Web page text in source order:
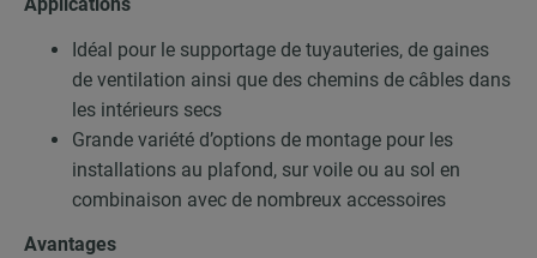
Applications
Idéal pour le supportage de tuyauteries, de gaines
de ventilation ainsi que des chemins de câbles dans
les intérieurs secs
Grande variété d’options de montage pour les
installations au plafond, sur voile ou au sol en
combinaison avec de nombreux accessoires
Avantages